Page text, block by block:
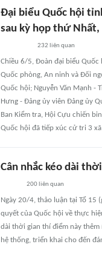
Đại biểu Quốc hội
sau kỳ họp thứ Nhất,
232 liên quan
Chiều 6/5, Đoàn đại biểu Quốc
Quốc phòng, An ninh và Đối
Quốc hội; Nguyễn Văn Mạnh -
Hưng - Đảng ủy viên Đảng ủy
Ban Kiểm tra, Hội Cựu chiến
Quốc hội đã tiếp xúc cử tri 3 xã
Cân nhắc kéo dài
200liên quan
Ngày 20/4, thảo luận tại Tổ 15
quyết của Quốc hội về thực
dài thời gian thí điểm này
hệ thống, triển khai cho đến